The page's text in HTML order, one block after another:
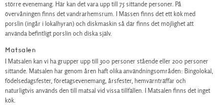
större evenemang. Här kan det vara upp till 75 sittande personer. På
övervåningen finns det vandrarhemsrum. I Mässen finns det ett kök med
porslin (ingår i lokalhyran) och diskmaskin så där finns det möjlighet att
använda befintligt porslin och diska själv.
Matsalen
I Matsalen kan vi ha grupper upp till 300 personer stående eller 200 personer
sittande. Matsalen har genom åren haft olika användningsområden: Bingolokal,
födelsedagsfester, företagsevenemang, årsfester, hemvärnträffar och
naturligtvis används den till matsal vid vissa tillfällen. I Matsalen finns det inget
kök.